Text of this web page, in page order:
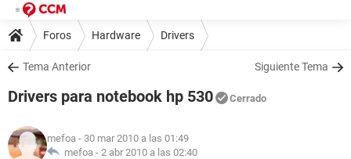
Foros Hardware Drivers
Tema Anterior Siguiente Tema
Drivers para notebook hp 530 Cerrado
mefoa - 30 mar 2010 a las 01:49
mefoa - 2 abr 2010 a las 02:40